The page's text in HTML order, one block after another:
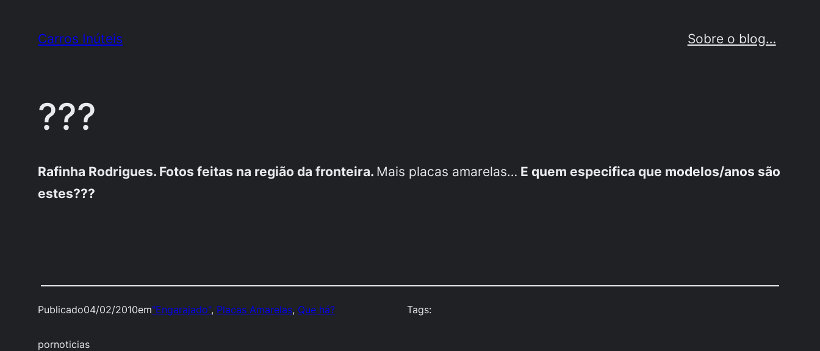
Carros Inúteis Sobre o blog…
???
Rafinha Rodrigues. Fotos feitas na região da fronteira. Mais placas amarelas… E quem especifica que modelos/anos são
estes???
Publicado04/02/2010em"Engarajado", Placas Amarelas, Que há?
pornoticias
Tags: